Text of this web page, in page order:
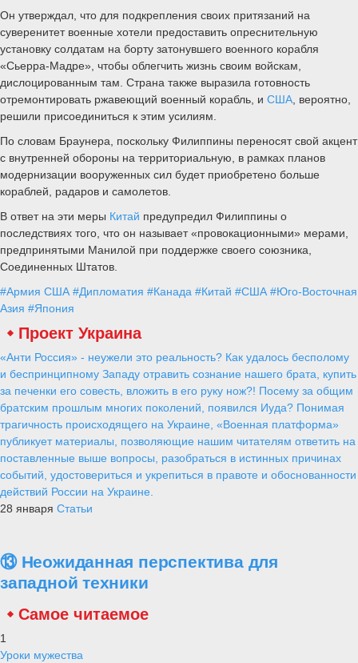
Он утверждал, что для подкрепления своих притязаний на
суверенитет военные хотели предоставить опреснительную
установку солдатам на борту затонувшего военного корабля
«Сьерра-Мадре», чтобы облегчить жизнь своим войскам,
дислоцированным там. Страна также выразила готовность
отремонтировать ржавеющий военный корабль, и США , вероятно,
решили присоединиться к этим усилиям.
По словам Браунера, поскольку Филиппины переносят свой акцент
с внутренней обороны на территориальную, в рамках планов
модернизации вооруженных сил будет приобретено больше
кораблей, радаров и самолетов.
В ответ на эти меры Китай предупредил Филиппины о
последствиях того, что он называет «провокационными» мерами,
предпринятыми Манилой при поддержке своего союзника,
Соединенных Штатов.
#Армия США #Дипломатия #Канада #Китай #США #Юго-Восточная
Азия #Япония
Проект Украина
«Анти Россия» - неужели это реальность? Как удалось бесполому
и беспринципному Западу отравить сознание нашего брата, купить
за печенки его совесть, вложить в его руку нож?! Посему за общим
братским прошлым многих поколений, появился Иуда? Понимая
трагичность происходящего на Украине, «Военная платформа»
публикует материалы, позволяющие нашим читателям ответить на
поставленные выше вопросы, разобраться в истинных причинах
событий, удостовериться и укрепиться в правоте и обоснованности
действий России на Украине.
28 января Статьи
⑬ Неожиданная перспектива для
западной техники
Самое читаемое
1
Уроки мужества